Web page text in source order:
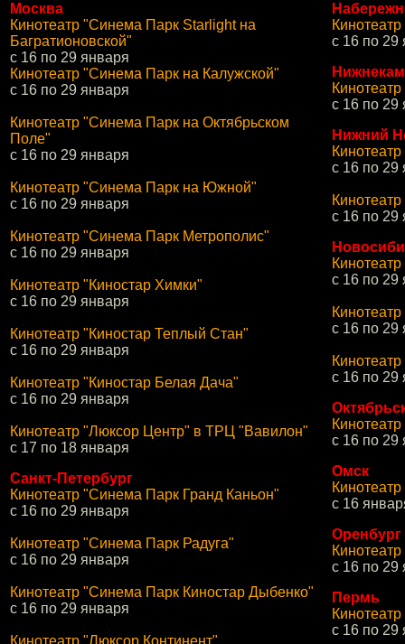
Москва
Кинотеатр "Синема Парк Starlight на
Багратионовской"
с 16 по 29 января
Кинотеатр "Синема Парк на Калужской"
с 16 по 29 января
Кинотеатр "Синема Парк на Октябрьском
Поле"
с 16 по 29 января
Кинотеатр "Синема Парк на Южной"
с 16 по 29 января
Кинотеатр "Синема Парк Метрополис"
с 16 по 29 января
Кинотеатр "Киностар Химки"
с 16 по 29 января
Кинотеатр "Киностар Теплый Стан"
с 16 по 29 января
Кинотеатр "Киностар Белая Дача"
с 16 по 29 января
Кинотеатр "Люксор Центр" в ТРЦ "Вавилон"
с 17 по 18 января
Санкт-Петербург
Кинотеатр "Синема Парк Гранд Каньон"
с 16 по 29 января
Кинотеатр "Синема Парк Радуга"
с 16 по 29 января
Кинотеатр "Синема Парк Киностар Дыбенко"
с 16 по 29 января
с 16 по 29
с 16 по 29
Нижний
с 16 по 29
с 16 по 29
с 16 по 29
с 16 по 29
с 16 по 29
с 16 по 29
Омск
с 16
Оренбург
с 16 по 29
Пермь
с 16 по 29